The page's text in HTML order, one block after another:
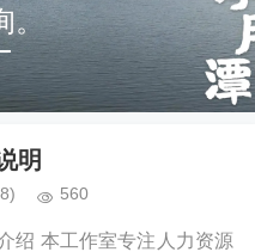
。
明
560
绍 本工作室专注人力资源